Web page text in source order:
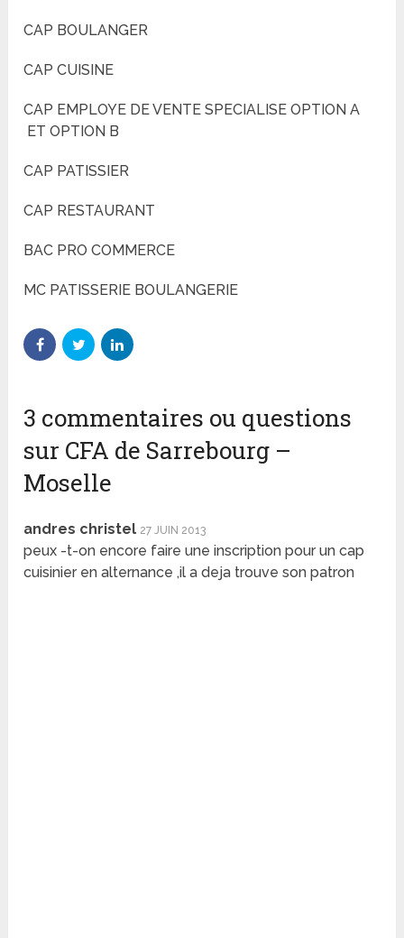
CAP BOULANGER
CAP CUISINE
CAP EMPLOYE DE VENTE SPECIALISE OPTION A
ET OPTION B
CAP PATISSIER
CAP RESTAURANT
BAC PRO COMMERCE
MC PATISSERIE BOULANGERIE
3 commentaires ou questions
sur CFA de Sarrebourg –
Moselle
andres christel 27 JUIN 2013
peux -t-on encore faire une inscription pour un cap
cuisinier en alternance ,il a deja trouve son patron